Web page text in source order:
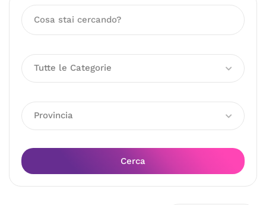
Tutte le Categorie
Provincia
Cerca